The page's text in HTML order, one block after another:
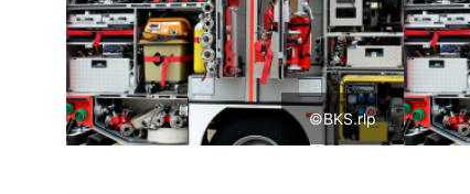
©BKS.rlp